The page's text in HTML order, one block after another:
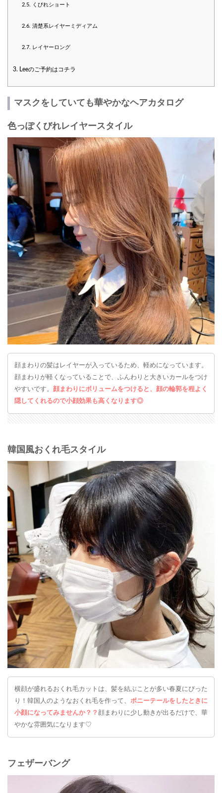
2.5. くびれショート
2.6. 清楚系レイヤーミディアム
2.7. レイヤーロング
3. Leeのご予約はコチラ
マスクをしていても華やかなヘアカタログ
色っぽくびれレイヤースタイル
顔まわりの髪はレイヤーが入っているため、軽めになっています。
顔まわりが軽くなっていることで、ふんわりと大きいカールをつけ
やすいです。
顔まわりにボリュームをつけると、顔の輪郭を程よく
隠してくれるので小顔効果も高くなります◎
韓国風おくれ毛スタイル
横顔が盛れるおくれ毛カットは、髪を結ぶことが多い春夏にぴった
り！韓国人のようなおくれ毛を作って、 ポニーテールをしたときに
小顔になってみませんか？？ 顔まわりに少し動きが出るだけで、華
やかな雰囲気になります♡
フェザーバング